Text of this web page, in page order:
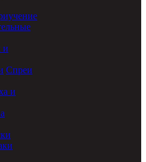
и
Спреи
и